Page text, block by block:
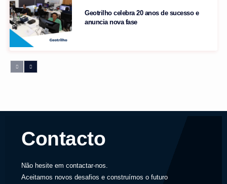
Geotrilho celebra 20 anos de sucesso e
anuncia nova fase
Contacto
Não hesite em contactar-nos.
Aceitamos novos desafios e construímos o futuro